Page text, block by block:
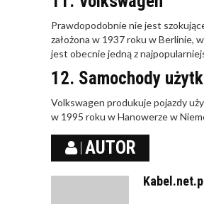
Prawdopodobnie nie jest
założona w 1937 roku w Berlinie,
jest obecnie jedną z
12. Samochody
Volkswagen produkuje pojazdy
w 1995 roku w Hanowerze w
AUTOR
Kabel.net.pl